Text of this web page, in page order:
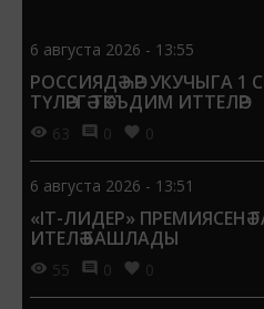
6 августа 2026 - 13:55
РОССИЯДӘ ҺӘР УКУЧЫГА 1
ТҮЛӘРГӘ ТӘКЪДИМ ИТТЕЛӘР
63 0 0
6 августа 2026 - 13:51
«IT-ЛИДЕР» ПРЕМИЯСЕНӘ
ИТЕЛӘ БАШЛАДЫ
55 0 0